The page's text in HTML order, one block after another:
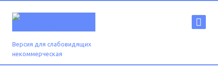
Версия для слабовидящих